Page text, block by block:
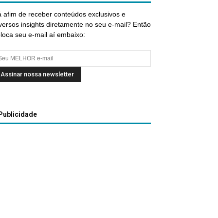
afim de receber conteúdos exclusivos e
insights diretamente no seu e-mail? Então
seu e-mail aí embaixo:
Publicidade